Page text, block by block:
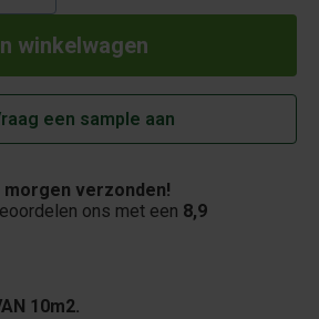
een sample aan
morgen verzonden!
ons met een 8,9
10m2.